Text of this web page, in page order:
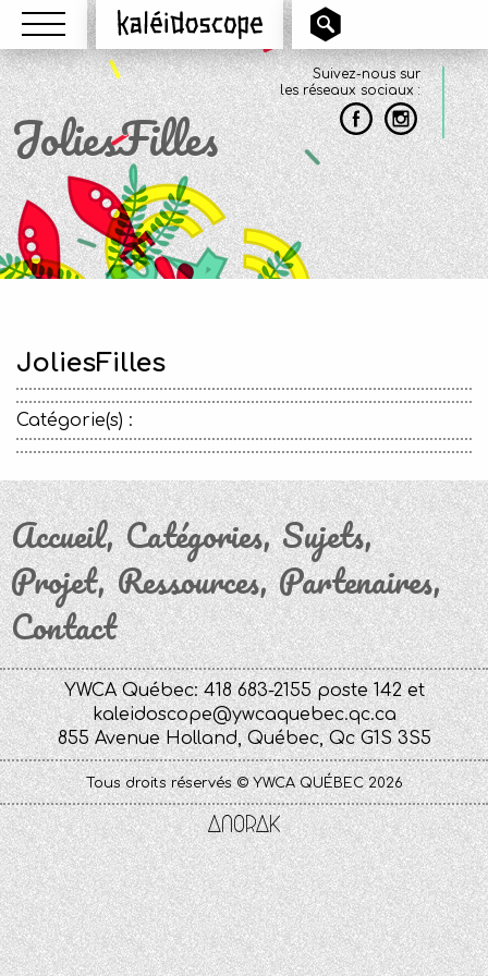
Menu Kaléidoscope
Suivez-nous sur
les réseaux sociaux :
JoliesFilles
JoliesFilles
Catégorie(s) :
Accueil Catégories Sujets
Projet Ressources Partenaires
Contact
YWCA Québec: 418 683-2155 poste 142 et
kaleidoscope@ywcaquebec.qc.ca
855 Avenue Holland, Québec, Qc G1S 3S5
Tous droits réservés © YWCA QUÉBEC 2026
Anorak
Studio